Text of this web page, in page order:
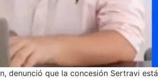
denunció que la concesión Sertravi está